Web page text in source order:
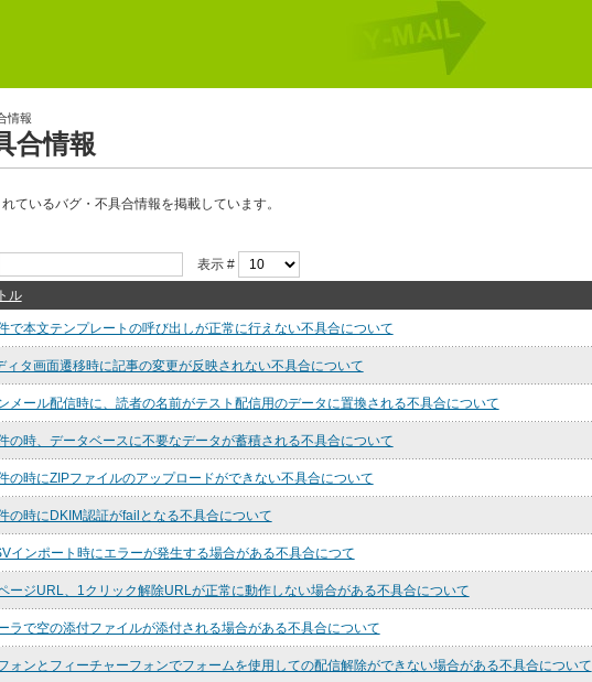
情報
合情報
ているバグ・不具合情報を掲載しています。
表示 #
ル
で本文テンプレートの呼び出しが正常に行えない不具合について
ィタ画面遷移時に記事の変更が反映されない不具合について
メール配信時に、読者の名前がテスト配信用のデータに置換される不具合について
の時、データベースに不要なデータが蓄積される不具合について
の時にZIPファイルのアップロードができない不具合について
の時にDKIM認証がfailとなる不具合について
インポート時にエラーが発生する場合がある不具合につて
ージURL、1クリック解除URLが正常に動作しない場合がある不具合について
ラで空の添付ファイルが添付される場合がある不具合について
ォンとフィーチャーフォンでフォームを使用しての配信解除ができない場合がある不具合について